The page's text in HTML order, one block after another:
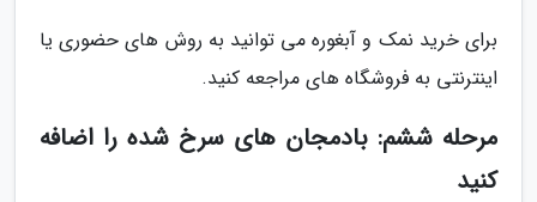
برای خرید نمک و آبغوره می توانید به روش های حضوری یا
اینترنتی به فروشگاه های مراجعه کنید.
مرحله ششم: بادمجان های سرخ شده را اضافه
کنید